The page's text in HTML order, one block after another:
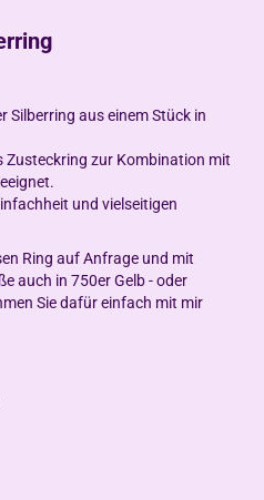
Silberring aus einem Stück in
Zusteckring zur Kombination mit
und vielseitigen
Ring auf Anfrage und mit
auch in 750er Gelb - oder
Sie dafür einfach mit mir